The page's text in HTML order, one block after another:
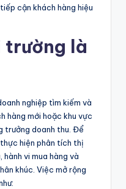
cận khách hàng hiệu
trường là
nghiệp tìm kiếm và
hàng mới hoặc khu vực
trưởng doanh thu. Để
hiện phân tích thị
vi mua hàng và
khúc. Việc mở rộng